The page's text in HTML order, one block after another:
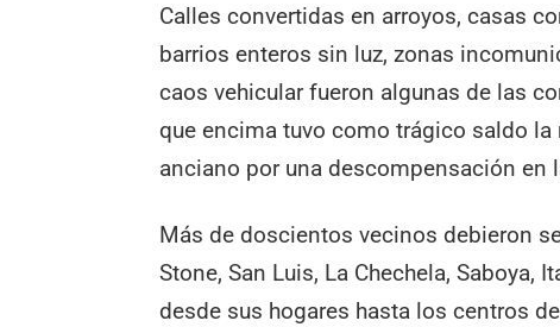
Calles convertidas en arroyos, casas
barrios enteros sin luz, zonas
caos vehicular fueron algunas de las
que encima tuvo como trágico saldo
anciano por una descompensación en
Más de doscientos vecinos debieron
Stone, San Luis, La Chechela, Saboya,
desde sus hogares hasta los centros